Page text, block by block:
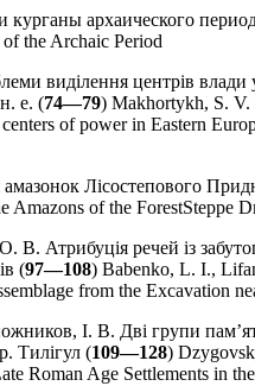
архаического
the Archaic Period
виділення центрів влади у
е. (74—79) Маkhortykh, S. V.
of power in Eastern
Лісостепового
Amazons of the ForestSteppe
В. Атрибуція речей із
(97—108) Babenko, L. I.,
from the Excavation
І. В. Дві групи
Тилігул (109—128)
Roman Age Settlements in